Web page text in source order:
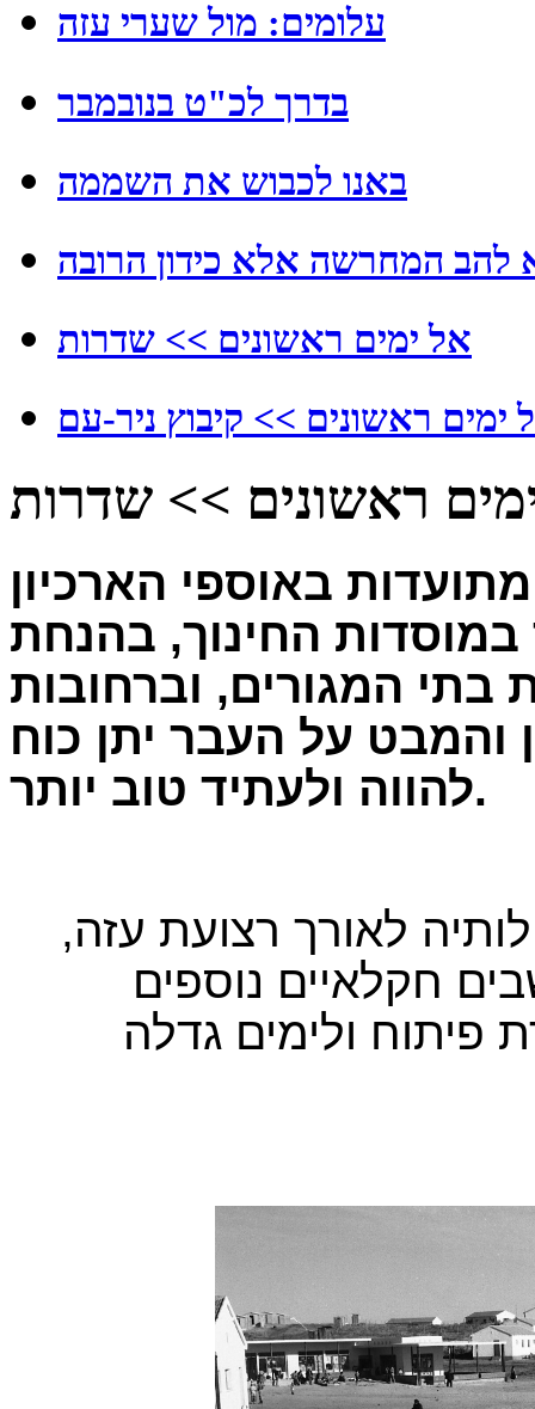
עלומים: מול שערי עזה
בדרך לכ"ט בנובמבר
באנו לכבוש את השממה
להב המחרשה אלא כידון הרובה
אל ימים ראשונים >> שדרות
ימים ראשונים >> קיבוץ ניר-עם
ראשונים >> שדרות
באוספי הארכיון
החינוך, בהנחת
בתי המגורים, וברחובות
והמבט על העבר יתן כוח
להווה ולעתיד טוב יותר.
לאורך רצועת עזה,
חקלאיים נוספים
פיתוח ולימים גדלה